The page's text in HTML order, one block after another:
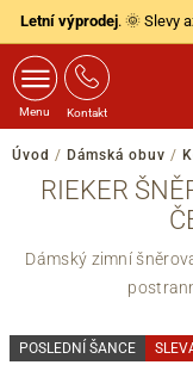
Letní výprodej. 🌞 Slevy
Menu Kontakt
Úvod / Dámská obuv /
RIEKER
Dámský zimní
POSLEDNÍ ŠANCE